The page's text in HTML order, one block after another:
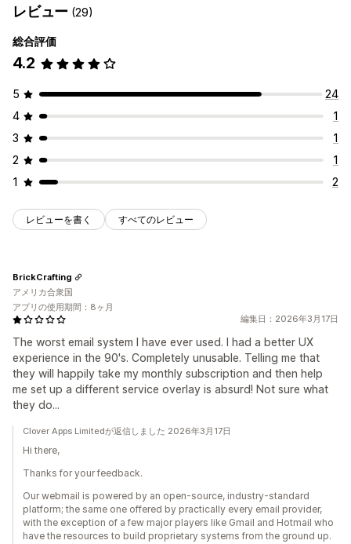
レビュー (29)
総合評価
4.2
5
24
4
1
3
1
2
1
1
2
レビューを書く すべてのレビュー
編集日：2026年3月17日
The worst email system I have ever used. I had a better UX
experience in the 90's. Completely unusable. Telling me that
they will happily take my monthly subscription and then help
me set up a different service overlay is absurd! Not sure what
they do...
BrickCrafting
アメリカ合衆国
アプリの使用期間：8ヶ月
Clover Apps Limitedが返信しました 2026年3月17日
Hi there,
Thanks for your feedback.
Our webmail is powered by an open-source, industry-standard
platform; the same one offered by practically every email provider,
with the exception of a few major players like Gmail and Hotmail who
have the resources to build proprietary systems from the ground up.